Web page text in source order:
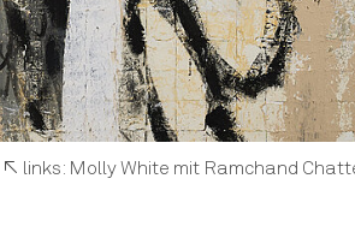
links: Molly White mit Ramchand